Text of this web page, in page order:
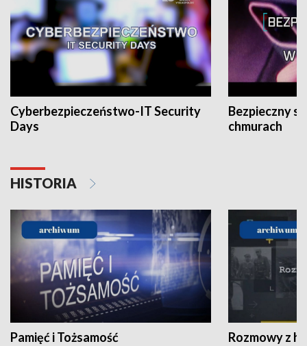
Cyberbezpieczeństwo-IT Security
Days
Bezpieczny
chmurach
HISTORIA
Pamięć i Tożsamość Rozmowy z